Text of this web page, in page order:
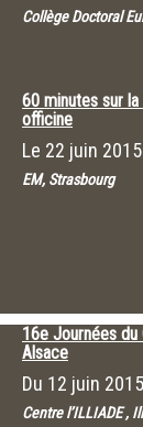
Collège Doctoral
60 minutes sur
officine
Le 22 juin 2015
EM, Strasbourg
16e Journées
Alsace
Du 12 juin 2015
Centre l’ILLIADE ,